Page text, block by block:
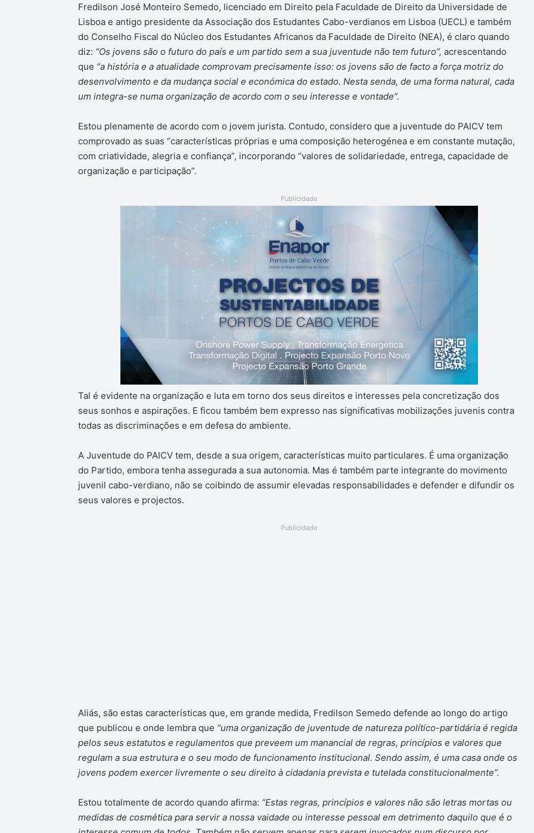
Fredilson José Monteiro Semedo, licenciado em Direito pela Faculdade de Direito da Universidade de
Lisboa e antigo presidente da Associação dos Estudantes Cabo-verdianos em Lisboa (UECL) e também
do Conselho Fiscal do Núcleo dos Estudantes Africanos da Faculdade de Direito (NEA), é claro quando
diz: “Os jovens são o futuro do país e um partido sem a sua juventude não tem futuro”, acrescentando
que “a história e a atualidade comprovam precisamente isso: os jovens são de facto a força motriz do
desenvolvimento e da mudança social e económica do estado. Nesta senda, de uma forma natural, cada
um integra-se numa organização de acordo com o seu interesse e vontade”.
Estou plenamente de acordo com o jovem jurista. Contudo, considero que a juventude do PAICV tem
comprovado as suas “características próprias e uma composição heterogénea e em constante mutação,
com criatividade, alegria e confiança”, incorporando “valores de solidariedade, entrega, capacidade de
organização e participação”.
Publicidade
Tal é evidente na organização e luta em torno dos seus direitos e interesses pela concretização dos
seus sonhos e aspirações. E ficou também bem expresso nas significativas mobilizações juvenis contra
todas as discriminações e em defesa do ambiente.
A Juventude do PAICV tem, desde a sua origem, características muito particulares. É uma organização
do Partido, embora tenha assegurada a sua autonomia. Mas é também parte integrante do movimento
juvenil cabo-verdiano, não se coibindo de assumir elevadas responsabilidades e defender e difundir os
seus valores e projectos.
Publicidade
Aliás, são estas características que, em grande medida, Fredilson Semedo defende ao longo do artigo
que publicou e onde lembra que “uma organização de juventude de natureza político-partidária é regida
pelos seus estatutos e regulamentos que preveem um manancial de regras, princípios e valores que
regulam a sua estrutura e o seu modo de funcionamento institucional. Sendo assim, é uma casa onde os
jovens podem exercer livremente o seu direito à cidadania prevista e tutelada constitucionalmente”.
Estou totalmente de acordo quando afirma: “Estas regras, princípios e valores não são letras mortas ou
medidas de cosmética para servir a nossa vaidade ou interesse pessoal em detrimento daquilo que é o